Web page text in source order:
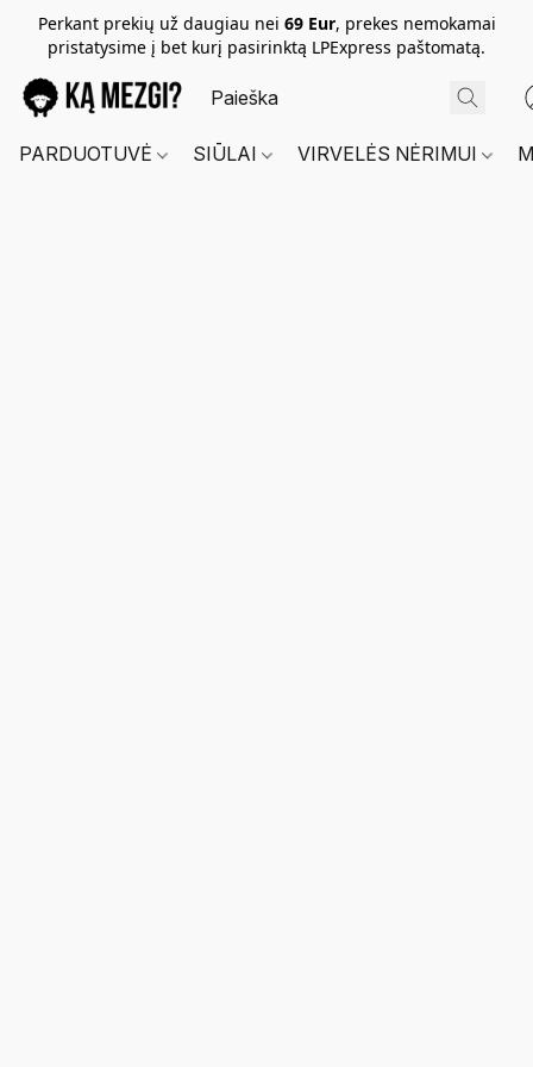
Perkant prekių už daugiau nei 69 Eur, prekes nemokamai
pristatysime į bet kurį pasirinktą LPExpress paštomatą.
PARDUOTUVĖ SIŪLAI VIRVELĖS NĖRIMUI